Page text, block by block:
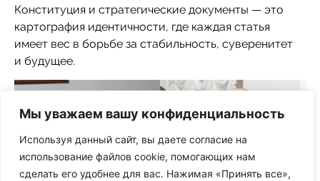
Мы уважаем вашу конфиденциальность
Используя данный сайт, вы даете согласие на
использование файлов cookie, помогающих нам
сделать его удобнее для вас. Нажимая «Принять все»,
Конституция и стратегические документы — это
картография идентичности, где каждая статья
имеет вес в борьбе за стабильность, суверенитет
и будущее.